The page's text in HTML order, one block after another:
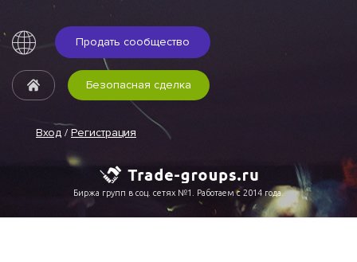
Продать сообщество
Вход / Регистрация
Безопасная сделка
Биржа групп в соц. сетях №1. Работаем с 2014 года.